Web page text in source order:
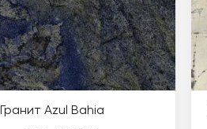
Гранит Azul Bahia